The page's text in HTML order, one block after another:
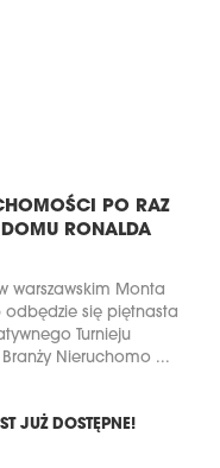
PO RAZ
RONALDA
warszawskim Monta
odbędzie się piętnasta
Turnieju
Branży Nieruchomo ...
JUŻ DOSTĘPNE!